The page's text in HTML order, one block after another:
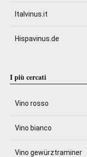
Italvinus.it
Hispavinus.de
I più cercati
Vino rosso
Vino bianco
Vino gewürztraminer